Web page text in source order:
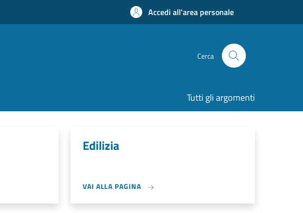
Accedi all'area personale
Cerca
Tutti gli argomenti
Edilizia
VAI ALLA PAGINA